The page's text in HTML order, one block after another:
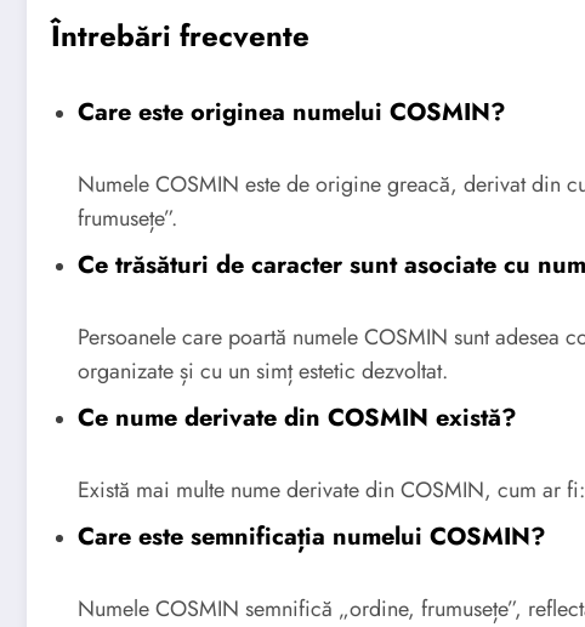
Întrebări frecvente
Care este originea numelui COSMIN?
Numele COSMIN este de origine greacă, derivat din
frumusețe”.
Ce trăsături de caracter sunt asociate cu
Persoanele care poartă numele COSMIN sunt adesea
organizate și cu un simț estetic dezvoltat.
Ce nume derivate din COSMIN există?
Există mai multe nume derivate din COSMIN, cum ar
Care este semnificația numelui COSMIN?
Numele COSMIN semnifică „ordine, frumusețe”,